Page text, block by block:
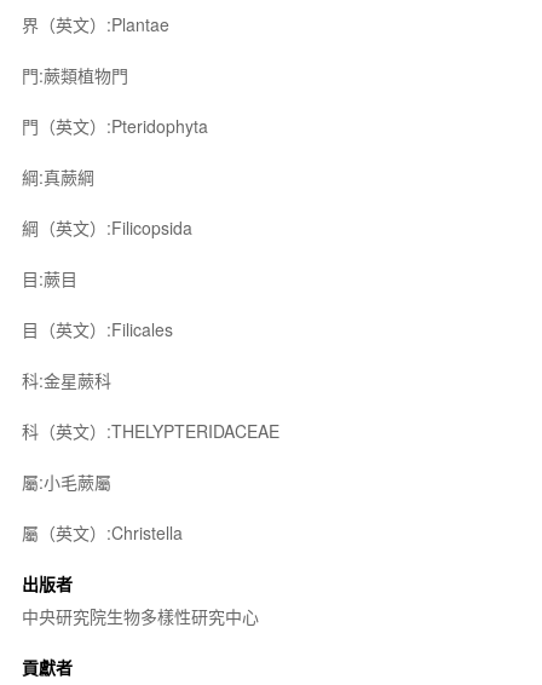
界（英文）:Plantae
門:蕨類植物門
門（英文）:Pteridophyta
綱:真蕨綱
綱（英文）:Filicopsida
目:蕨目
目（英文）:Filicales
科:金星蕨科
科（英文）:THELYPTERIDACEAE
屬:小毛蕨屬
屬（英文）:Christella
出版者
中央研究院生物多樣性研究中心
貢獻者